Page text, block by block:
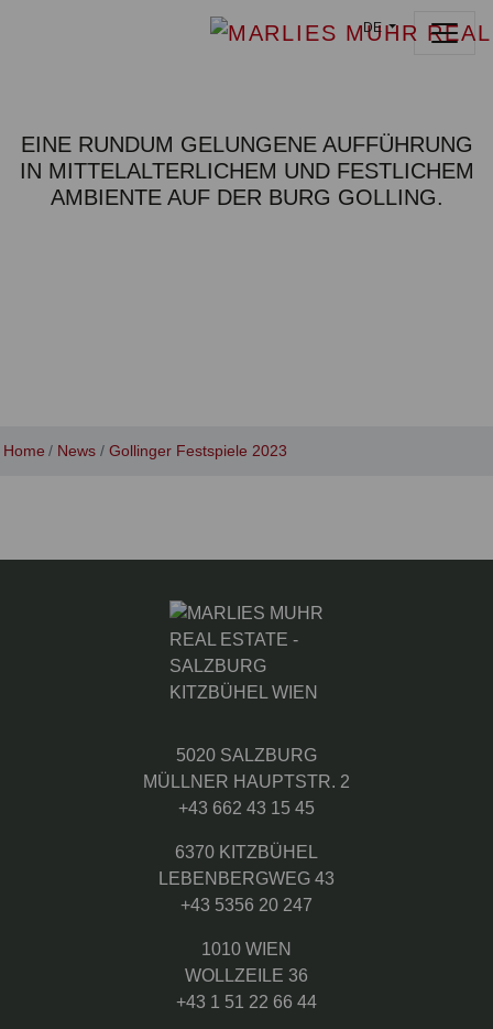
DE
EINE RUNDUM GELUNGENE AUFFÜHRUNG
IN MITTELALTERLICHEM UND FESTLICHEM
AMBIENTE AUF DER BURG GOLLING.
Home News Gollinger Festspiele 2023
5020 SALZBURG
MÜLLNER HAUPTSTR. 2
+43 662 43 15 45
6370 KITZBÜHEL
LEBENBERGWEG 43
+43 5356 20 247
1010 WIEN
WOLLZEILE 36
+43 1 51 22 66 44